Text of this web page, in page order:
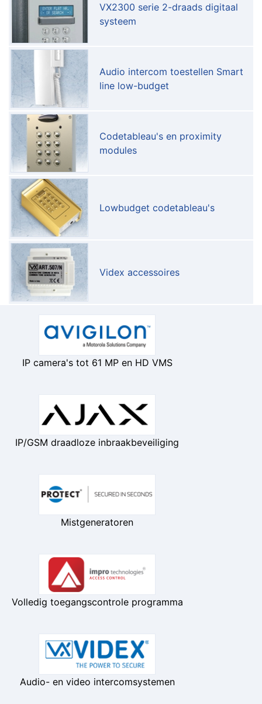
VX2300 serie 2-draads digitaal
systeem
Audio intercom toestellen Smart
line low-budget
Codetableau's en proximity
modules
Lowbudget codetableau's
Videx accessoires
IP camera's tot 61 MP en HD VMS
IP/GSM draadloze inbraakbeveiliging
Mistgeneratoren
Volledig toegangscontrole programma
Audio- en video intercomsystemen